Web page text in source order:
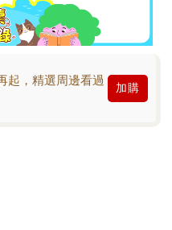
起，精選周邊看過
加購